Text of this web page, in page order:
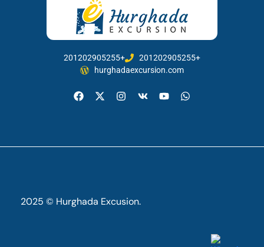
201202905255+
201202905255+
hurghadaexcursion.com
2025 © Hurghada Excusion.